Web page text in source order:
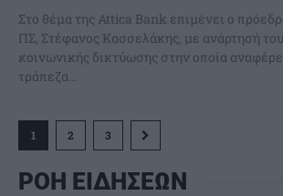
Στο θέμα της Attica Bank επιμένει ο
ΠΣ, Στέφανος Κασσελάκης, με ανάρτησή
κοινωνικής δικτύωσης στην οποία
τράπεζα...
1 2 3
ΡΟΗ ΕΙΔΗΣΕΩΝ